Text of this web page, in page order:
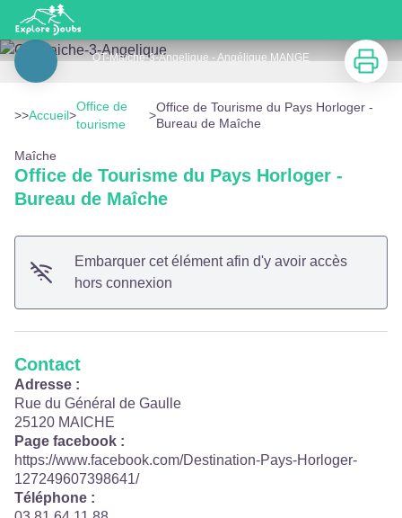
Office de Tourisme du Pays Horloger - Bureau de Maîche
OT-Maiche-3-Angelique - Angélique MANGE
Voir l'image en plein écran
Imprimer
>>Accueil>
Office de
tourisme
>
Office de Tourisme du Pays Horloger -
Bureau de Maîche
Maîche
Office de Tourisme du Pays Horloger -
Bureau de Maîche
Embarquer cet élément afin d'y avoir accès
hors connexion
Contact
Adresse :
Rue du Général de Gaulle
25120 MAICHE
Page facebook :
https://www.facebook.com/Destination-Pays-Horloger-
127249607398641/
Téléphone :